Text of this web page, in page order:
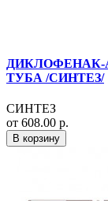
ДИКЛОФЕНАК-
ТУБА /СИНТЕЗ/
СИНТЕЗ
от 608.00 р.
В корзину